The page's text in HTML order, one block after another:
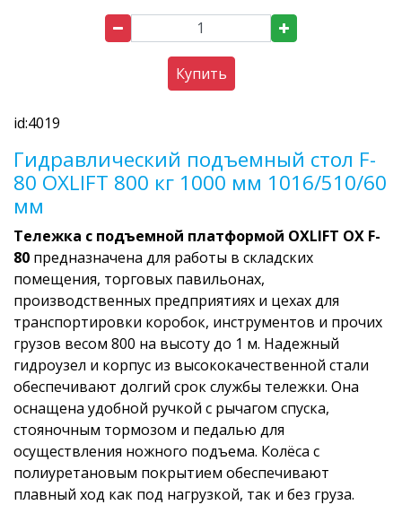
Купить
id:4019
Гидравлический подъемный стол F-
80 OXLIFT 800 кг 1000 мм 1016/510/60
мм
Тележка с подъемной платформой OXLIFT OX F-
80 предназначена для работы в складских
помещения, торговых павильонах,
производственных предприятиях и цехах для
транспортировки коробок, инструментов и прочих
грузов весом 800 на высоту до 1 м. Надежный
гидроузел и корпус из высококачественной стали
обеспечивают долгий срок службы тележки. Она
оснащена удобной ручкой с рычагом спуска,
стояночным тормозом и педалью для
осуществления ножного подъема. Колёса с
полиуретановым покрытием обеспечивают
плавный ход как под нагрузкой, так и без груза.